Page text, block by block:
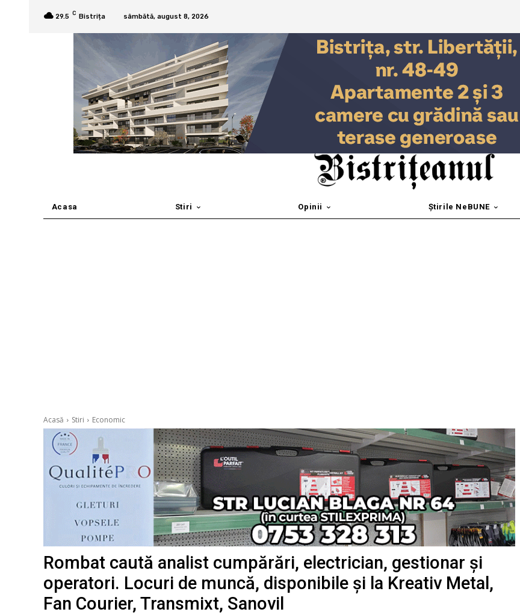
29.5 C Bistrița sâmbătă, august 8, 2026
Acasa Stiri Opinii Știrile NeBUNE
Acasă Stiri Economic
Rombat caută analist cumpărări, electrician, gestionar și
operatori. Locuri de muncă, disponibile și la Kreativ Metal,
Fan Courier, Transmixt, Sanovil